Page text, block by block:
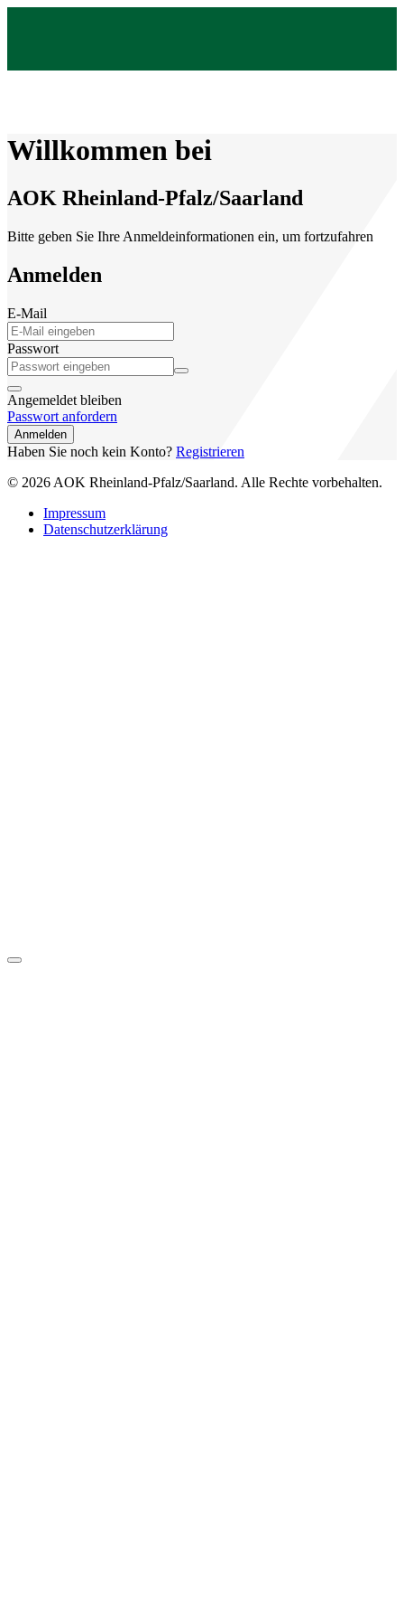
Willkommen bei
AOK Rheinland-Pfalz/Saarland
Bitte geben Sie Ihre Anmeldeinformationen ein, um fortzufahren
Anmelden
E-Mail
Passwort
Angemeldet bleiben
Passwort anfordern
Anmelden
Haben Sie noch kein Konto? Registrieren
© 2026 AOK Rheinland-Pfalz/Saarland. Alle Rechte vorbehalten.
Impressum
Datenschutzerklärung